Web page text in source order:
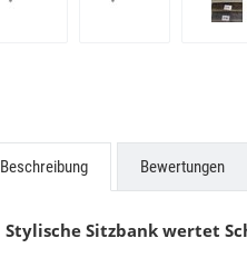
Beschreibung Bewertungen
Stylische Sitzbank wertet